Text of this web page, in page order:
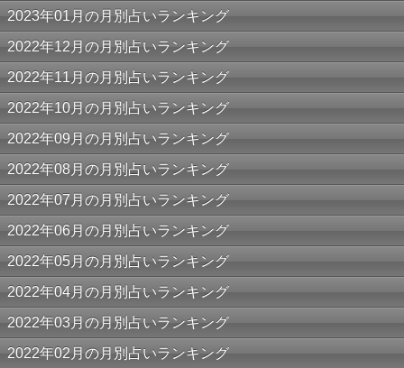
2023年01月の月別占いランキング
2022年12月の月別占いランキング
2022年11月の月別占いランキング
2022年10月の月別占いランキング
2022年09月の月別占いランキング
2022年08月の月別占いランキング
2022年07月の月別占いランキング
2022年06月の月別占いランキング
2022年05月の月別占いランキング
2022年04月の月別占いランキング
2022年03月の月別占いランキング
2022年02月の月別占いランキング